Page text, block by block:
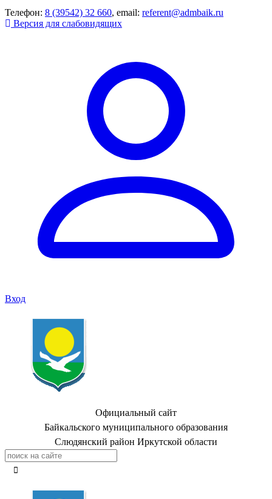
Телефон: 8 (39542) 32 660, email: referent@admbaik.ru
Версия для слабовидящих
Вход
Официальный сайт
Байкальского муниципального образования
Слюдянский район Иркутской области